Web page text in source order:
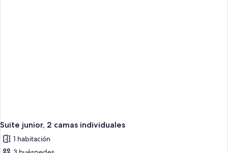
Suite junior, 2 camas individuales
1 habitación